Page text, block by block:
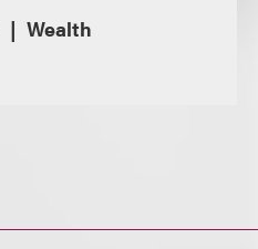
Wealth